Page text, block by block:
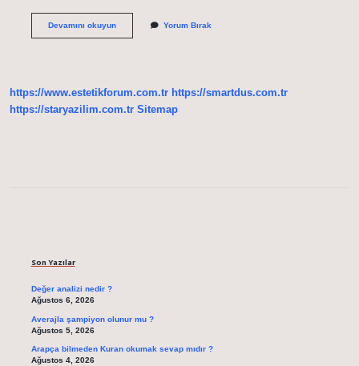
Devamını okuyunSelin
Yorum Bırak
https://www.estetikforum.com.tr https://smartdus.com.tr
https://staryazilim.com.tr Sitemap
Son Yazılar
Değer analizi nedir ?
Ağustos 6, 2026
Averajla şampiyon olunur mu ?
Ağustos 5, 2026
Arapça bilmeden Kuran okumak sevap mıdır ?
Ağustos 4, 2026